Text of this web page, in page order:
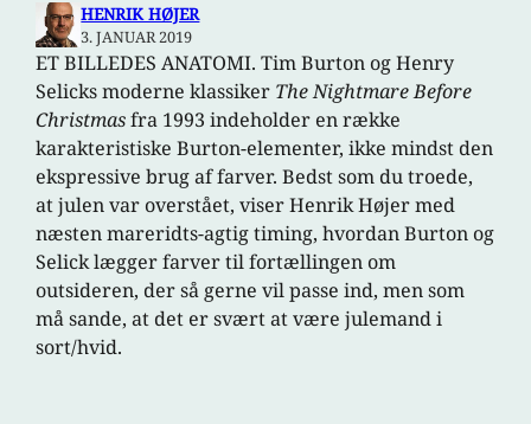
HENRIK HØJER
3. JANUAR 2019
ET BILLEDES ANATOMI. Tim Burton og Henry
Selicks moderne klassiker The Nightmare Before
Christmasfra 1993 indeholder en række
karakteristiske Burton-elementer, ikke mindst den
ekspressive brug af farver. Bedst som du troede,
at julen var overstået, viser Henrik Højer med
næsten mareridts-agtig timing, hvordan Burton og
Selick lægger farver til fortællingen om
outsideren, der så gerne vil passe ind, men som
må sande, at det er svært at være julemand i
sort/hvid.